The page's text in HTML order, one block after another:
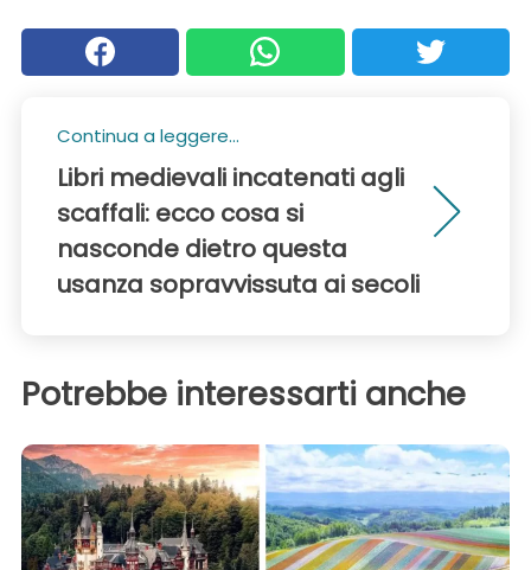
Continua a leggere...
Libri medievali incatenati agli
scaffali: ecco cosa si
nasconde dietro questa
usanza sopravvissuta ai secoli
Potrebbe interessarti anche